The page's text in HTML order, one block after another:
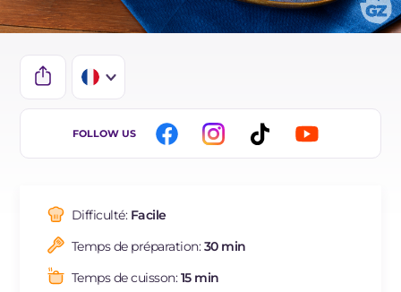
IT
DE
BR
NL
FOLLOW US
Difficulté: Facile
Temps de préparation:30 min
Temps de cuisson:15 min